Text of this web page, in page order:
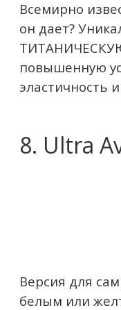
Всемирно
он дает?
ТИТАНИЧЕСКУЮ
повышенную
эластичность
8. Ultra
Версия для
белым или